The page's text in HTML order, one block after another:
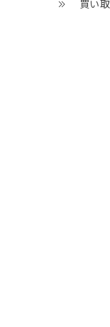
買い